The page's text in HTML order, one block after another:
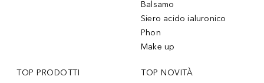
Balsamo
Siero acido ialuronico
Phon
Make up
TOP PRODOTTI TOP NOVITÀ